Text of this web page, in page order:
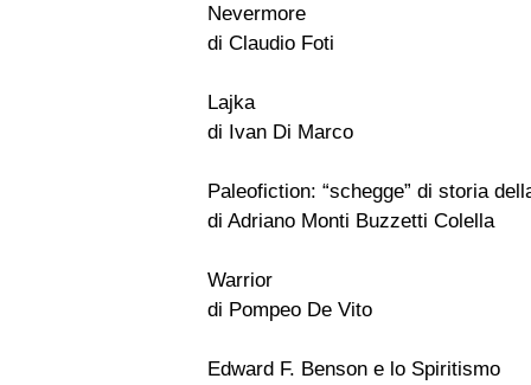
Nevermore
di Claudio Foti
Lajka
di Ivan Di Marco
Paleofiction: “schegge” di storia
di Adriano Monti Buzzetti Colella
Warrior
di Pompeo De Vito
Edward F. Benson e lo Spiritismo